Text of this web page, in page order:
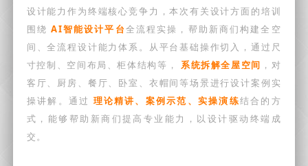
设计能力作为终端核心竞争力，本次有关设计方面的培训
围绕AI智能设计平台全流程实操，帮助新商们构建全空
间、全流程设计能力体系。从平台基础操作切入，通过尺
寸控制、空间布局、柜体结构等，
系统拆解全屋空间 ，对
客厅、厨房、餐厅、卧室、衣帽间等场景进行设计案例实
操讲解。通过 理论精讲、案例示范、实操演练结合的方
式，能够帮助新商们提高专业能力，以设计驱动终端成
交。